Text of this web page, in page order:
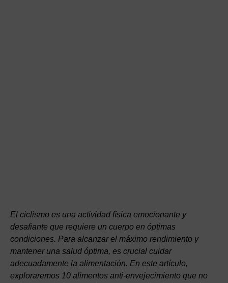
El ciclismo es una actividad física emocionante y
desafiante que requiere un cuerpo en óptimas
condiciones. Para alcanzar el máximo rendimiento y
mantener una salud óptima, es crucial cuidar
adecuadamente la alimentación. En este artículo,
exploraremos 10 alimentos anti-envejecimiento que no